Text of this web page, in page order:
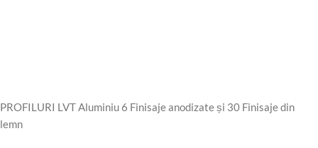
PROFILURI LVT Aluminiu 6 Finisaje anodizate și 30 Finisaje din
lemn